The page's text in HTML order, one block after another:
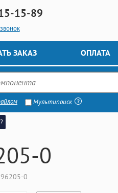
15-89
ЗАКАЗ ОПЛАТА
Мультипоиск
0
0